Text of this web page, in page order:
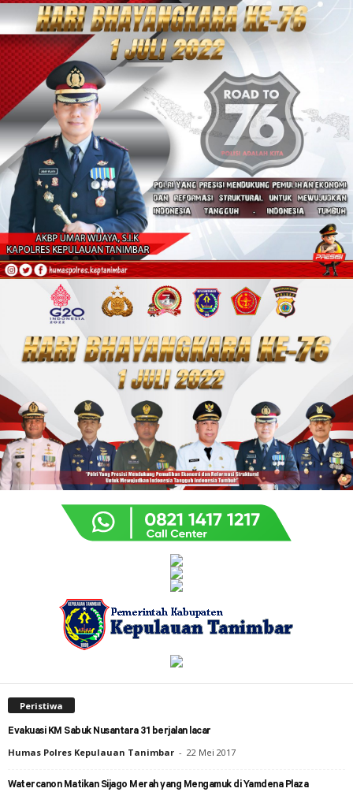
Peristiwa
Evakuasi KM Sabuk Nusantara 31 berjalan lacar
Humas Polres Kepulauan Tanimbar - 22 Mei 2017
Watercanon Matikan Sijago Merah yang Mengamuk di Yamdena Plaza